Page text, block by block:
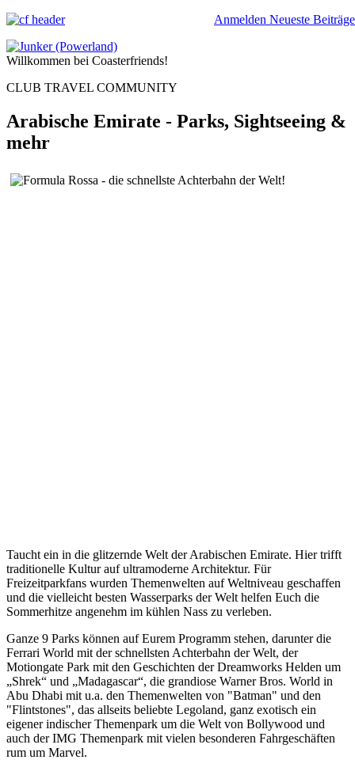
Anmelden Neueste Beiträge
Willkommen bei Coasterfriends!
CLUB TRAVEL COMMUNITY
Arabische Emirate - Parks, Sightseeing &
mehr
Taucht ein in die glitzernde Welt der Arabischen Emirate. Hier trifft
traditionelle Kultur auf ultramoderne Architektur. Für
Freizeitparkfans wurden Themenwelten auf Weltniveau geschaffen
und die vielleicht besten Wasserparks der Welt helfen Euch die
Sommerhitze angenehm im kühlen Nass zu verleben.
Ganze 9 Parks können auf Eurem Programm stehen, darunter die
Ferrari World mit der schnellsten Achterbahn der Welt, der
Motiongate Park mit den Geschichten der Dreamworks Helden um
„Shrek“ und „Madagascar“, die grandiose Warner Bros. World in
Abu Dhabi mit u.a. den Themenwelten von "Batman" und den
"Flintstones", das allseits beliebte Legoland, ganz exotisch ein
eigener indischer Themenpark um die Welt von Bollywood und
auch der IMG Themenpark mit vielen besonderen Fahrgeschäften
rum um Marvel.